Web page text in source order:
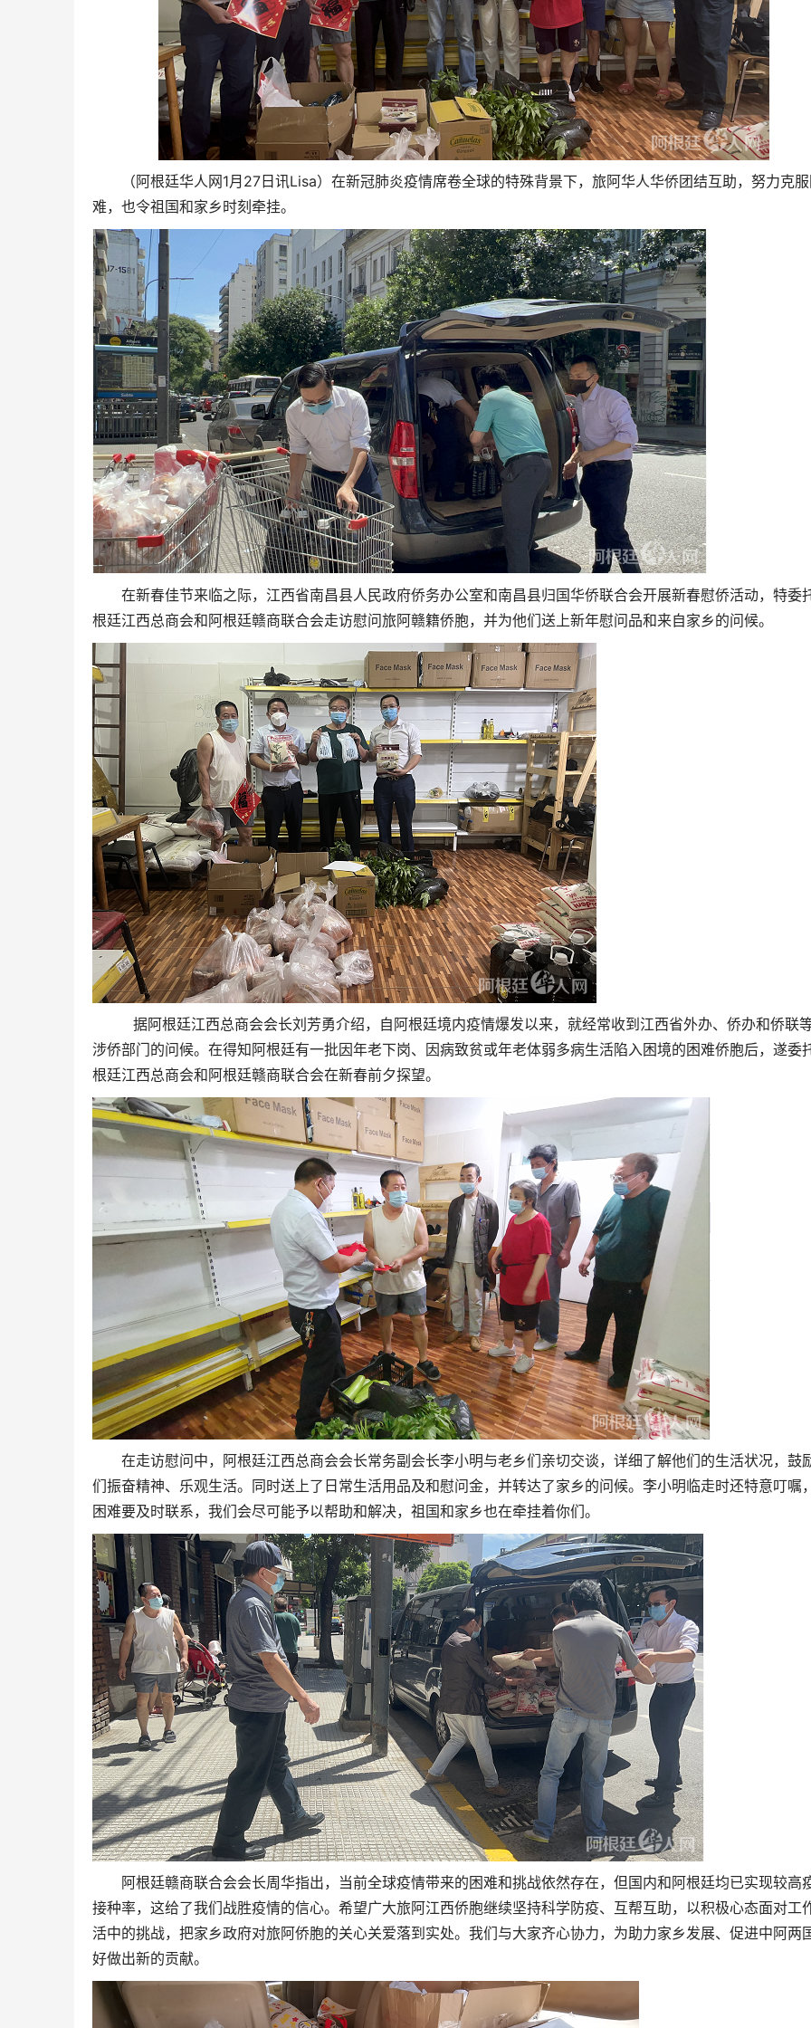
（阿根廷华人网1月27日讯Lisa）在新冠肺炎疫情席卷全球的特殊背景下，旅阿华人华侨团结互助，努力克服
难，也令祖国和家乡时刻牵挂。
在新春佳节来临之际，江西省南昌县人民政府侨务办公室和南昌县归国华侨联合会开展新春慰侨活动，特委
根廷江西总商会和阿根廷赣商联合会走访慰问旅阿赣籍侨胞，并为他们送上新年慰问品和来自家乡的问候。
据阿根廷江西总商会会长刘芳勇介绍，自阿根廷境内疫情爆发以来，就经常收到江西省外办、侨办和侨联
涉侨部门的问候。在得知阿根廷有一批因年老下岗、因病致贫或年老体弱多病生活陷入困境的困难侨胞后，遂委
根廷江西总商会和阿根廷赣商联合会在新春前夕探望。
在走访慰问中，阿根廷江西总商会会长常务副会长李小明与老乡们亲切交谈，详细了解他们的生活状况，鼓
们振奋精神、乐观生活。同时送上了日常生活用品及和慰问金，并转达了家乡的问候。李小明临走时还特意叮嘱
困难要及时联系，我们会尽可能予以帮助和解决，祖国和家乡也在牵挂着你们。
阿根廷赣商联合会会长周华指出，当前全球疫情带来的困难和挑战依然存在，但国内和阿根廷均已实现较高
接种率，这给了我们战胜疫情的信心。希望广大旅阿江西侨胞继续坚持科学防疫、互帮互助，以积极心态面对工
活中的挑战，把家乡政府对旅阿侨胞的关心关爱落到实处。我们与大家齐心协力，为助力家乡发展、促进中阿两
好做出新的贡献。